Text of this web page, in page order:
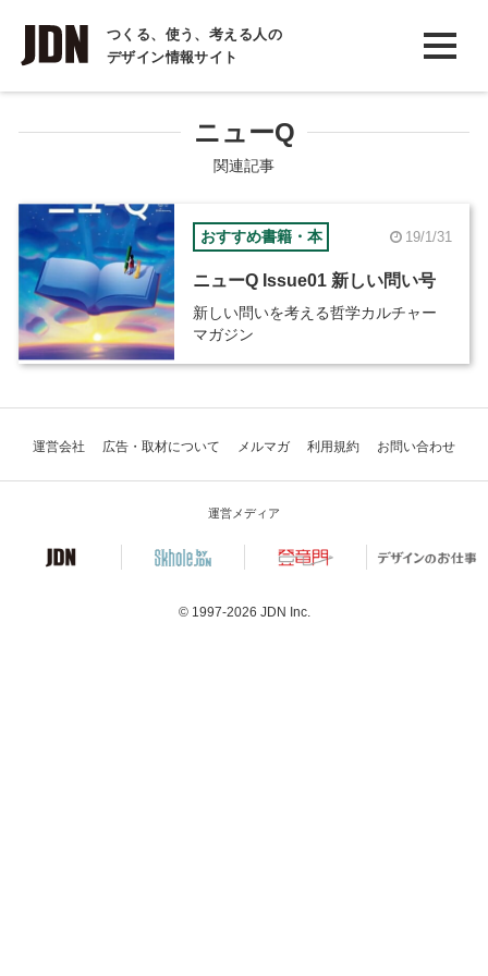
つくる、使う、考える人の
デザイン情報サイト
INTERVIEW
インタビュー
COLUMN
コラム
ニューQ
関連記事
おすすめ書籍・本 19/1/31
ニューQ Issue01 新しい問い号
新しい問いを考える哲学カルチャー
マガジン
運営会社 広告・取材について メルマガ 利用規約 お問い合わせ
運営メディア
© 1997-2026 JDN Inc.